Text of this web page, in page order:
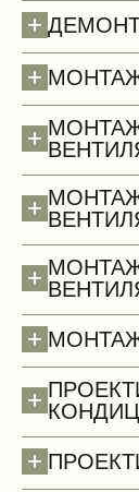
+
Полы
+
+
+
+
+
+
+